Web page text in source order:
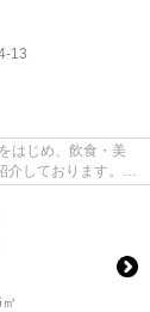
13
はじめ、飲食・美
しております。